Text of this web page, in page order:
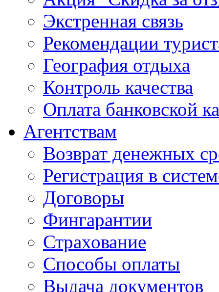
Экстренная связь
Рекомендации
География отдыха
Контроль качества
Оплата банковской
Агентствам
Возврат денежных
Регистрация в
Договоры
Фингарантии
Страхование
Способы оплаты
Выдача документов